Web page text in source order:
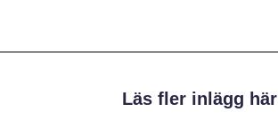
Läs fler inlägg här